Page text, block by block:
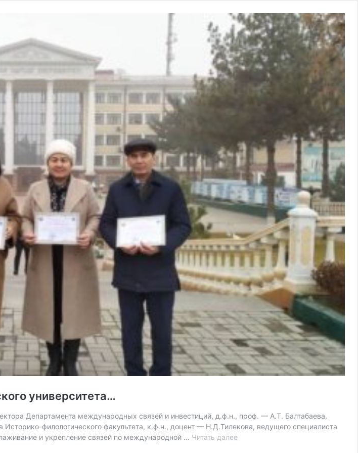
университета…
Департамента международных связей и инвестиций, д.ф.н., проф. — А.Т. Балтабаева,
филологического факультета, к.ф.н., доцент — Н.Д.Тилекова, ведущего специалиста
и укрепление связей по международной … Читать далее24-